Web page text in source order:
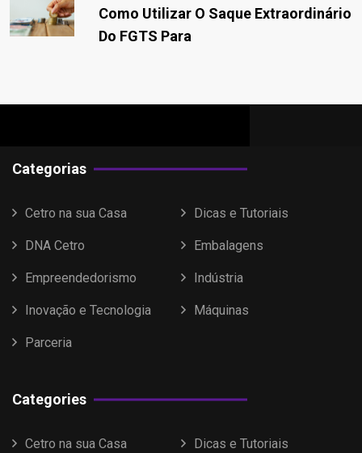
Como Utilizar O Saque Extraordinário
Do FGTS Para
Categorias
Cetro na sua Casa Dicas e Tutoriais
DNA Cetro Embalagens
Empreendedorismo Indústria
Inovação e Tecnologia Máquinas
Parceria
Categories
Cetro na sua Casa Dicas e Tutoriais